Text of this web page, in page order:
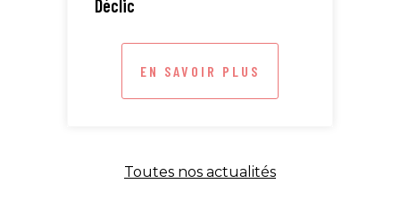
Déclic
EN SAVOIR PLUS
Toutes nos actualités